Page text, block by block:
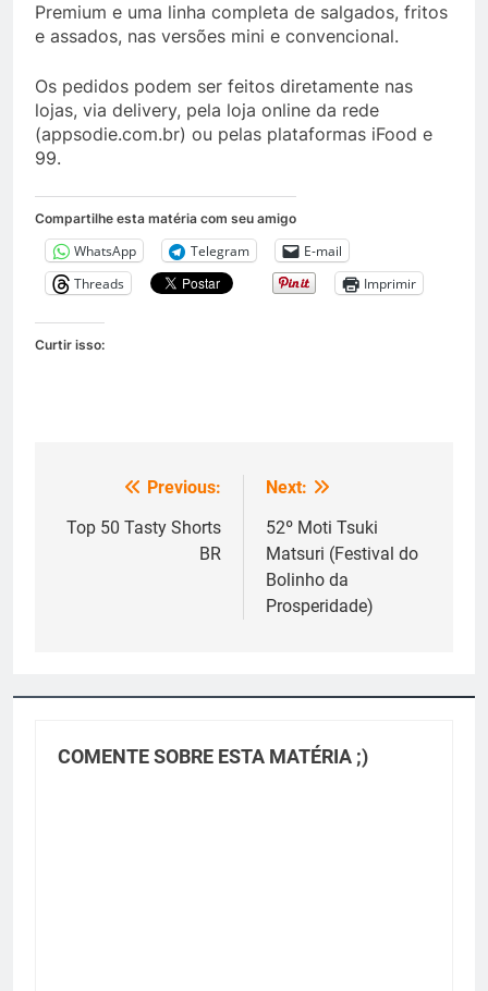
Premium e uma linha completa de salgados, fritos
e assados, nas versões mini e convencional.
Os pedidos podem ser feitos diretamente nas
lojas, via delivery, pela loja online da rede
(appsodie.com.br) ou pelas plataformas iFood e
99.
Compartilhe esta matéria com seu amigo
WhatsApp Telegram
E-mail
Threads
Imprimir
Curtir isso:
Navegação
de
Previous:
Top 50 Tasty Shorts
BR
Next:
52º Moti Tsuki
Matsuri (Festival do
Bolinho da
Prosperidade)
COMENTE SOBRE ESTA MATÉRIA ;)